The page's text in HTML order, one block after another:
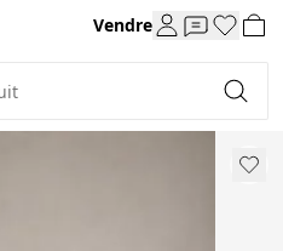
Vendre